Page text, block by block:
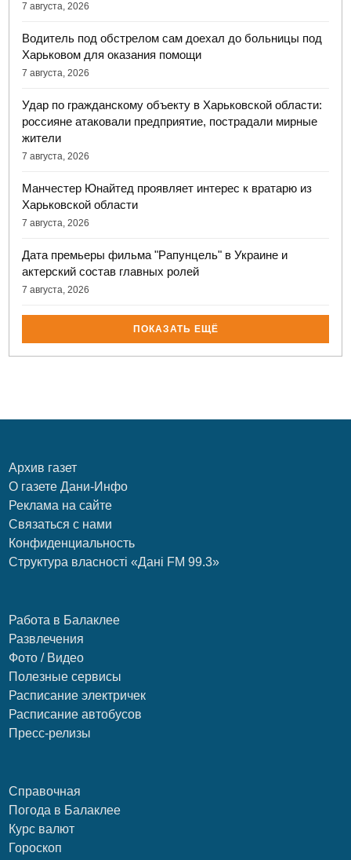
7 августа, 2026
Водитель под обстрелом сам доехал до больницы под
Харьковом для оказания помощи
7 августа, 2026
Удар по гражданскому объекту в Харьковской области:
россияне атаковали предприятие, пострадали мирные
жители
7 августа, 2026
Манчестер Юнайтед проявляет интерес к вратарю из
Харьковской области
7 августа, 2026
Дата премьеры фильма "Рапунцель" в Украине и
актерский состав главных ролей
7 августа, 2026
ПОКАЗАТЬ ЕЩЁ
Архив газет
О газете Дани-Инфо
Реклама на сайте
Связаться с нами
Конфиденциальность
Структура власності «Дані FM 99.3»
Работа в Балаклее
Развлечения
Фото / Видео
Полезные сервисы
Расписание электричек
Расписание автобусов
Пресс-релизы
Справочная
Погода в Балаклее
Курс валют
Гороскоп